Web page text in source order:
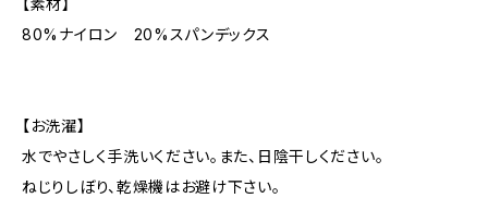
【素材】
80%ナイロン 20%スパンデックス
【お洗濯】
水でやさしく手洗いください。また、日陰干しください。
ねじりしぼり、乾燥機はお避け下さい。